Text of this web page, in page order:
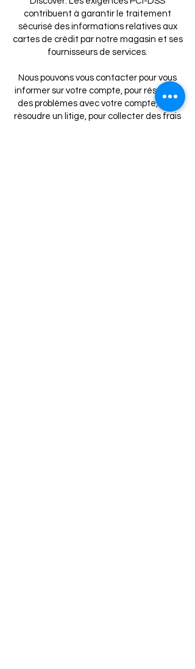
contribuent à garantir le traitement
sécurisé des informations relatives aux
cartes de crédit par notre magasin et ses
fournisseurs de services.
Nous pouvons vous contacter pour vous
informer sur votre compte, pour résoudre
des problèmes avec votre compte, pour
résoudre un litige, pour collecter des frais